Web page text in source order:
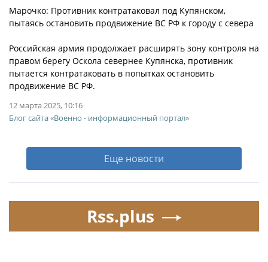
Марочко: Противник контратаковал под Купянском,
пытаясь остановить продвижение ВС РФ к городу с севера
Российская армия продолжает расширять зону контроля на
правом берегу Оскола севернее Купянска, противник
пытается контратаковать в попытках остановить
продвижение ВС РФ.
12 марта 2025, 10:16
Блог сайта «Военно - информационный портал»
Еще новости
Rss.plus